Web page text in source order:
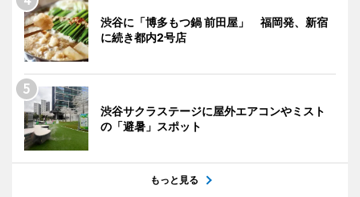
渋谷に「博多もつ鍋 前田屋」 福岡発、新宿
に続き都内2号店
渋谷サクラステージに屋外エアコンやミスト
の「避暑」スポット
もっと見る